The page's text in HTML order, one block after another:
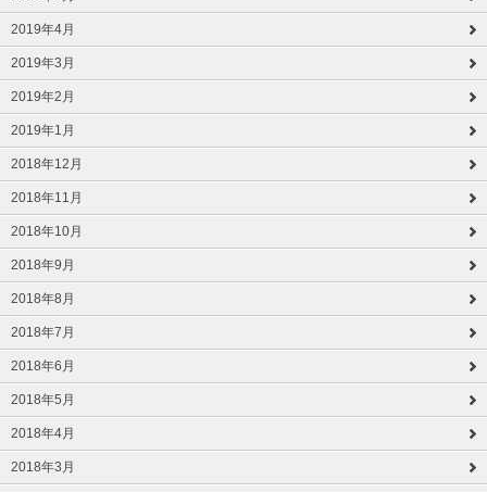
2019年4月
2019年3月
2019年2月
2019年1月
2018年12月
2018年11月
2018年10月
2018年9月
2018年8月
2018年7月
2018年6月
2018年5月
2018年4月
2018年3月